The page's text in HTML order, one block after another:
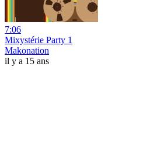
7:06
Mixystérie Party 1
Makonation
il y a 15 ans